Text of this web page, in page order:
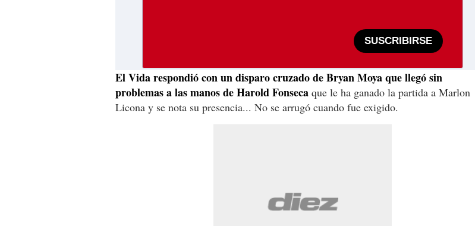
SUSCRIBIRSE
El Vida respondió con un disparo cruzado de Bryan Moya que llegó sin
problemas a las manos de Harold Fonseca que le ha ganado la partida a Marlon
Licona y se nota su presencia... No se arrugó cuando fue exigido.